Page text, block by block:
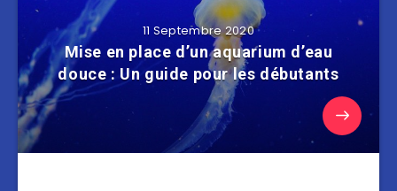
11 Septembre 2020
Mise en place d’un aquarium d’eau
douce : Un guide pour les débutants